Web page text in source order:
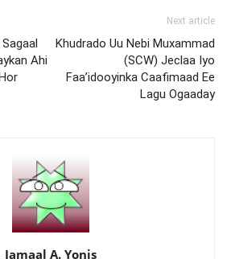
Ahi
Next article
Khudrado Uu Nebi Muxammad
(SCW) Jeclaa Iyo
Faa’idooyinka Caafimaad Ee
Lagu Ogaaday
Jamaal A. Yonis